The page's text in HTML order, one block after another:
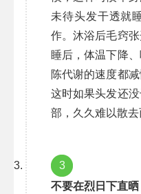
未待头发干透就
作。沐浴后毛窍
睡后，体温下降
陈代谢的速度都
这时如果头发还
部，久久难以散去
3
不要在烈日下直晒